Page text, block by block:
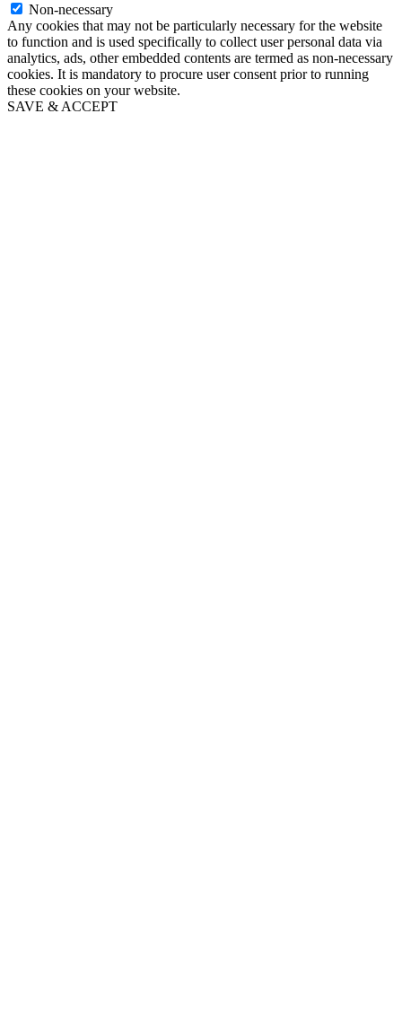
Non-necessary
Any cookies that may not be particularly necessary for the website
to function and is used specifically to collect user personal data via
analytics, ads, other embedded contents are termed as non-necessary
cookies. It is mandatory to procure user consent prior to running
these cookies on your website.
SAVE & ACCEPT